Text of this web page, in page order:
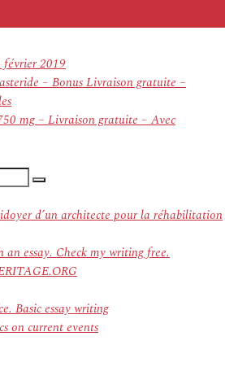
février 2019
– Bonus Livraison gratuite –
mg – Livraison gratuite – Avec
Recherche
d’un architecte pour la réhabilitation
essay. Check my writing free.
Basic essay writing
on current events